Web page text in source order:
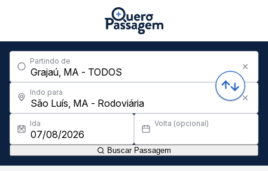
Partindo de
Indo para
Ida Volta (opcional)
Buscar Passagem